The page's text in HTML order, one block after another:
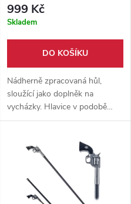
999 Kč
Skladem
DO KOŠÍKU
Nádherně zpracovaná hůl,
sloužící jako doplněk na
vycházky. Hlavice v podobě
hlavy amerického orla.
Nádherně zpracovaná hůl,
sloužící jako doplněk na
vycházky. Hlavice v podobě
hlavy amerického orla.
Nerezová čepel skrytá uvnitř.